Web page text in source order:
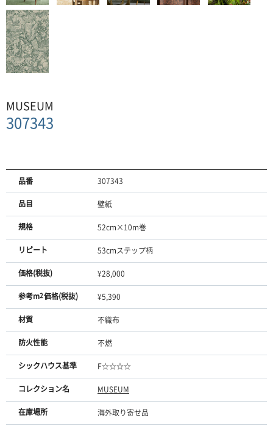
MUSEUM
307343
品番 307343
品目 壁紙
規格 52cm×10m巻
リピート 53cmステップ柄
価格(税抜) ¥28,000
参考m2価格(税抜) ¥5,390
材質 不織布
防火性能 不燃
シックハウス基準 F☆☆☆☆
コレクション名 MUSEUM
在庫場所 海外取り寄せ品